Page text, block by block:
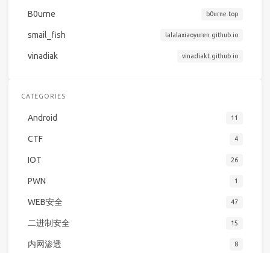
B0urne b0urne.top
smail_fish lalalaxiaoyuren.github.io
vinadiak vinadiakt.github.io
CATEGORIES
Android 11
CTF 4
IOT 26
PWN 1
WEB安全 47
二进制安全 15
内网渗透 8